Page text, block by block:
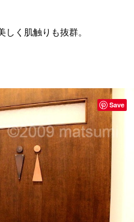
く肌触りも抜群。
Save